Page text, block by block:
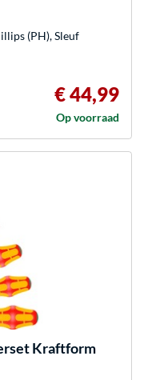
(PH), Sleuf
€ 44,99
Op voorraad
Kraftform